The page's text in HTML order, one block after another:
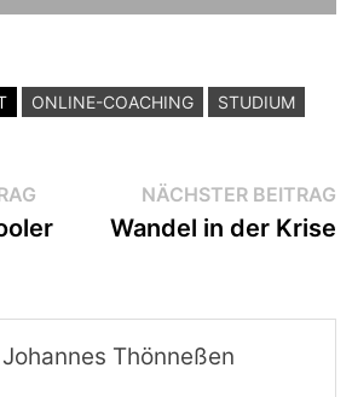
ONLINE-COACHING STUDIUM
Vorheriger
Beitrag:
NÄCHSTER BEITRAG
Wandel in der Krise
Johannes Thönneßen